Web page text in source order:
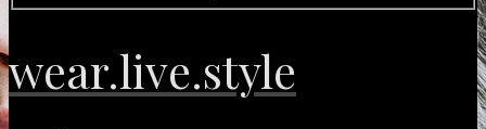
wear.live.style